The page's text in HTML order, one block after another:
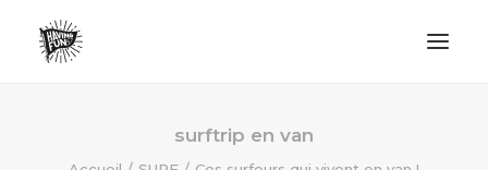
AVENTURES
surftrip en van